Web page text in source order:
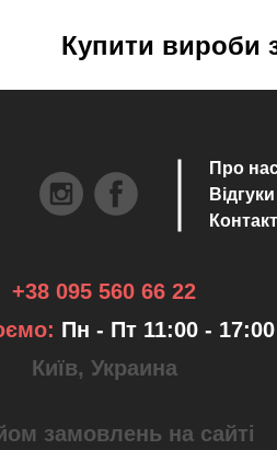
Купити вироби
+38 095 560 66 22
Пн - Пт 11:00 - 17:00
Київ, Украина
замовлень на сайті
Про
Відгуки